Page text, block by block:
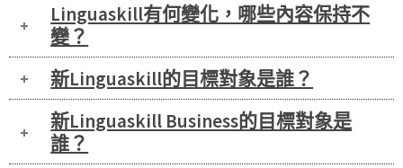
Linguaskill有何變化，哪些內容保持不
變？
新Linguaskill的目標對象是誰？
新Linguaskill Business的目標對象是
誰？